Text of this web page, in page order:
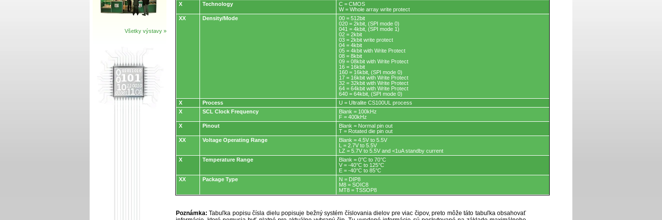
Všetky výstavy »
X
Technology
C = CMOS
W = Whole array write protect
XX
Density/Mode
00 = 512bit
020 = 2kbit, (SPI mode 0)
041 = 4kbit, (SPI mode 1)
02 = 2kbit
03 = 2kbit write protect
04 = 4kbit
05 = 4kbit with Write Protect
08 = 8kbit
09 = 08kbit with Write Protect
16 = 16kbit
160 = 16kbit, (SPI mode 0)
17 = 16kbit with Write Protect
32 = 32kbit with Write Protect
64 = 64kbit with Write Protect
640 = 64kbit, (SPI mode 0)
X
Process
U = Ultralite CS100UL process
X
SCL Clock Frequency
Blank = 100kHz
F = 400kHz
X
Pinout
Blank = Normal pin out
T = Rotated die pin out
XX
Voltage Operating Range
Blank = 4.5V to 5.5V
L = 2.7V to 5.5V
LZ = 5.7V to 5.5V and <1uA standby current
X
Temperature Range
Blank = 0°C to 70°C
V = -40°C to 125°C
E = -40°C to 85°C
XX
Package Type
N = DIP8
M8 = SOIC8
MT8 = TSSOP8
Poznámka: Tabuľka popisu čísla dielu popisuje bežný systém číslovania dielov pre viac čipov, preto môže táto tabuľka obsahovať